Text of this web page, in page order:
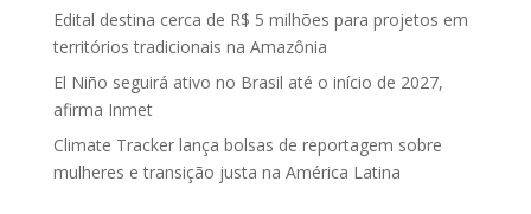
Edital destina cerca de R$ 5 milhões para projetos em
territórios tradicionais na Amazônia
El Niño seguirá ativo no Brasil até o início de 2027,
afirma Inmet
Climate Tracker lança bolsas de reportagem sobre
mulheres e transição justa na América Latina